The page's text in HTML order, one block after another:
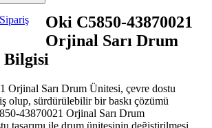
Oki C5850-43870021
Orjinal Sarı Drum
Bilgisi
Orjinal Sarı Drum Ünitesi, çevre dostu
olup, sürdürülebilir bir baskı çözümü
43870021 Orjinal Sarı Drum
tasarımı ile drum ünitesinin değiştirilmesi